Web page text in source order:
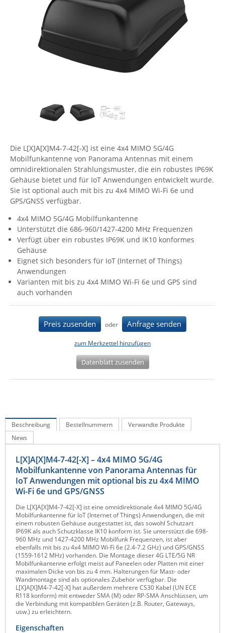
Energiemessung
Energieverteilung
IP, WLAN & GSM Sensorik
Datenlogger
IoT - Internet of Things
Remote I/O
IPC, Industrielle Netzwerktechnik & WLAN
Industrielle Netzwerktechnik / Kommunikation
Industrielle Computer
Comet System
CompleTech
Contemporary Controls
Enginko - mcf88
Fokus Technologies
Gude
Guntermann & Drunck
High Sec Labs
HW group
Icron
IEC Lock
Ihse
Kerlink
Kramer Electronics
Legrand
LigoWave
Netio
Power Kingdom
Poynting
Raritan
Riello UPS
Server Technology
Siretta
SIRIO Antenne
Sunbird
Tactical Software
TEKTELIC
Teltonika
Unwired Networks
Vision
Die L[X]A[X]M4-7-42[-X] ist eine 4x4 MIMO 5G/4G
Mobilfunkantenne von Panorama Antennas mit einem
omnidirektionalen Strahlungsmuster, die ein robustes IP69K
Gehäuse bietet und für IoT Anwendungen entwickelt wurde.
Sie ist optional auch mit bis zu 4x4 MIMO Wi-Fi 6e und
GPS/GNSS verfügbar.
4x4 MIMO 5G/4G Mobilfunkantenne
Unterstützt die 686-960/1427-4200 MHz Frequenzen
Verfügt über ein robustes IP69K und IK10 konformes
Gehäuse
Eignet sich besonders für IoT (Internet of Things)
Anwendungen
Varianten mit bis zu 4x4 MIMO Wi-Fi 6e und GPS sind
auch vorhanden
Preis zusenden oder Anfrage senden
zum Merkzettel hinzufügen
Datenblatt zusenden
Beschreibung Bestellnummern
Verwandte Produkte
News
L[X]A[X]M4-7-42[-X] – 4x4 MIMO 5G/4G
Mobilfunkantenne von Panorama Antennas für
IoT Anwendungen mit optional bis zu 4x4 MIMO
Wi-Fi 6e und GPS/GNSS
Die L[X]A[X]M4-7-42[-X] ist eine omnidirektionale 4x4 MIMO 5G/4G
Mobilfunkantenne für IoT (Internet of Things) Anwendungen, die mit
einem robusten Gehäuse ausgestattet ist, das sowohl Schutzart
IP69K als auch Schutzklasse IK10 konform ist. Sie unterstützt die 698-
960 MHz und 1427-4200 MHz Mobilfunk Frequenzen, ist aber
ebenfalls mit bis zu 4x4 MIMO Wi-Fi 6e (2.4-7.2 GHz) und GPS/GNSS
(1559-1612 MHz) vorhanden. Die Montage dieser 4G LTE/5G NR
Mobilfunkantenne erfolgt meist auf Paneelen oder Platten mit einer
maximalen Dicke von bis zu 4 mm. Halterungen für Mast- oder
Wandmontage sind als optionales Zubehör verfügbar. Die
L[X]A[X]M4-7-42[-X] hat außerdem mehrere CS30 Kabel (UN ECE
R118 konform) mit entweder SMA (M) oder RP-SMA Anschlüssen, um
die Verbindung mit kompatiblen Geräten (z.B. Router, Gateways,
usw.) zu erleichtern.
Eigenschaften